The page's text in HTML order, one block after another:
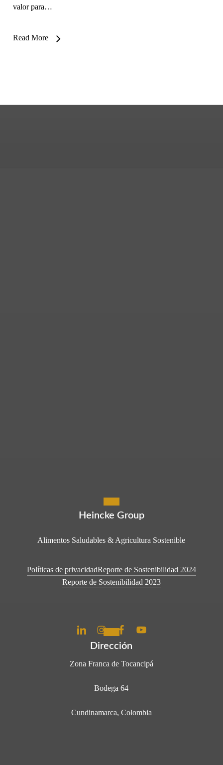
valor para…
Read More
Heincke Group
Alimentos Saludables & Agricultura Sostenible
Políticas de privacidadReporte de Sostenibilidad 2024
Reporte de Sostenibilidad 2023
Dirección
Zona Franca de Tocancipá
Bodega 64
Cundinamarca, Colombia